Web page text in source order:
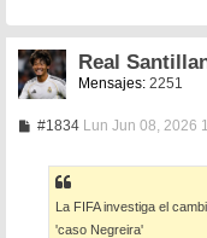
Real
Mensajes: 2251
#1834M
j
e
Lun Jun 08, 2026
La FIFA investiga el
'caso Negreira'